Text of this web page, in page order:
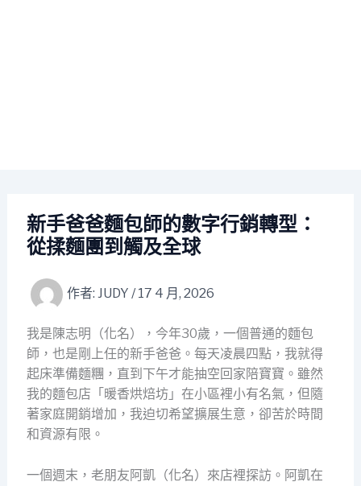
新手爸爸麵包師的數字行銷轉型：
從揉麵團到觸及全球
作者: JUDY /17 4 月, 2026
我是陳志明（化名），今年30歲，一個普通的麵包
師，也是剛上任的新手爸爸。每天凌晨四點，我就得
起床準備麵糰，直到下午才能抽空回家陪寶寶。雖然
我的麵包店「暖香烘焙坊」在小區裡小有名氣，但隨
著家庭開銷增加，我迫切希望擴展生意，卻苦於時間
和資源有限。
一個週末，老朋友阿凱（化名）來店裡探訪。阿凱在